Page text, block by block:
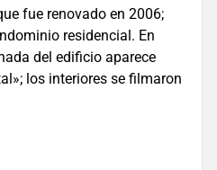
fue renovado en 2006;
residencial. En
del edificio aparece
los interiores se filmaron